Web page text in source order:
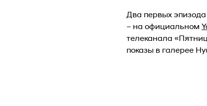
Два первых
– на официальном
телеканала
показы в галерее